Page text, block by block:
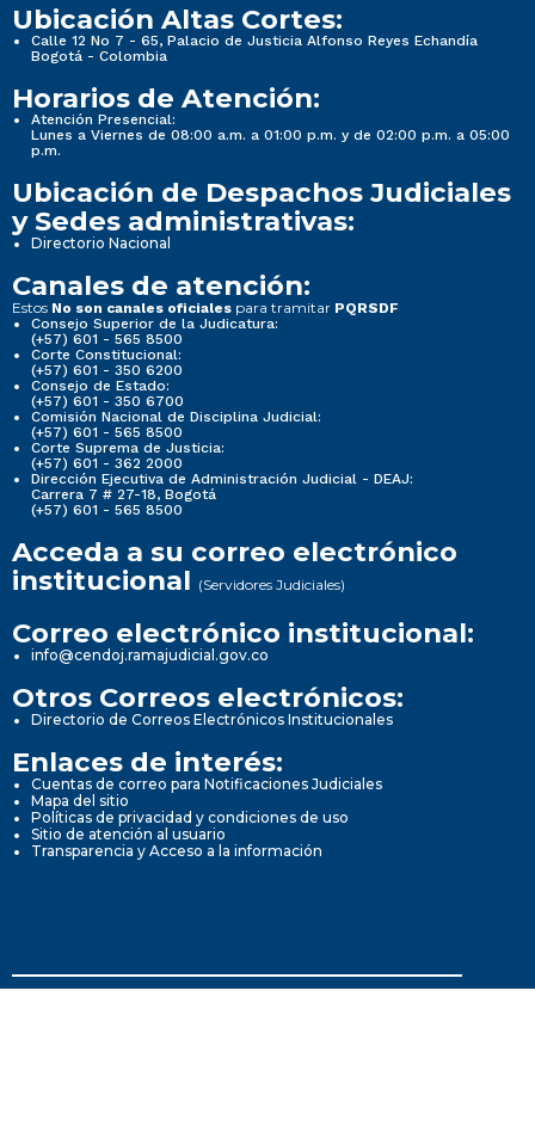
Ubicación Altas Cortes:
Calle 12 No 7 - 65, Palacio de Justicia Alfonso Reyes Echandía
Bogotá - Colombia
Horarios de Atención:
Atención Presencial:
Lunes a Viernes de 08:00 a.m. a 01:00 p.m. y de 02:00 p.m. a 05:00
p.m.
Ubicación de Despachos Judiciales
y Sedes administrativas:
Directorio Nacional
Canales de atención:
Estos No son canales oficiales para tramitar PQRSDF
Consejo Superior de la Judicatura:
(+57) 601 - 565 8500
Corte Constitucional:
(+57) 601 - 350 6200
Consejo de Estado:
(+57) 601 - 350 6700
Comisión Nacional de Disciplina Judicial:
(+57) 601 - 565 8500
Corte Suprema de Justicia:
(+57) 601 - 362 2000
Dirección Ejecutiva de Administración Judicial - DEAJ:
Carrera 7 # 27-18, Bogotá
(+57) 601 - 565 8500
Acceda a su correo electrónico
institucional (Servidores Judiciales)
Correo electrónico institucional:
info@cendoj.ramajudicial.gov.co
Otros Correos electrónicos:
Directorio de Correos Electrónicos Institucionales
Enlaces de interés:
Cuentas de correo para Notificaciones Judiciales
Mapa del sitio
Políticas de privacidad y condiciones de uso
Sitio de atención al usuario
Transparencia y Acceso a la información